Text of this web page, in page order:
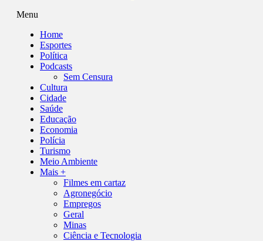
Menu
Home
Esportes
Política
Podcasts
Sem Censura
Cultura
Cidade
Saúde
Educação
Economia
Polícia
Turismo
Meio Ambiente
Mais +
Filmes em cartaz
Agronegócio
Empregos
Geral
Minas
Ciência e Tecnologia